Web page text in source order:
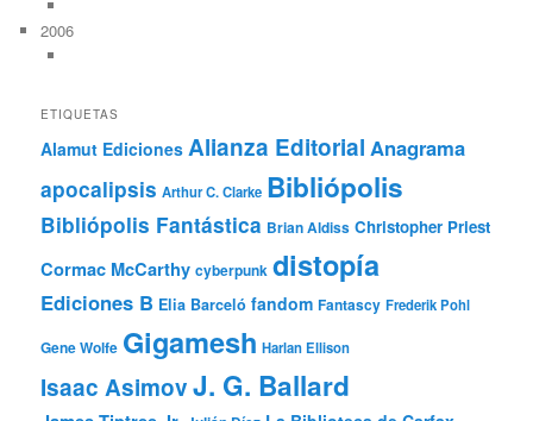
2006
ETIQUETAS
Alamut Ediciones Alianza Editorial Anagrama
apocalipsis Arthur C. Clarke Bibliópolis
Bibliópolis Fantástica Brian Aldiss Christopher Priest
Cormac McCarthy cyberpunk distopía
Ediciones B Elia Barceló fandom Fantascy Frederik Pohl
Gene Wolfe Gigamesh Harlan Ellison
Isaac AsimovJ. G. Ballard